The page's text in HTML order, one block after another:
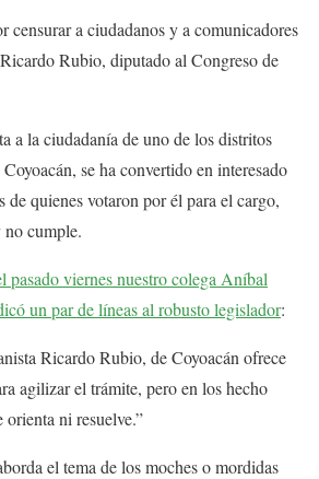
censurar a ciudadanos y a comunicadores
Rubio, diputado al Congreso de
a la ciudadanía de uno de los distritos
se ha convertido en interesado
de quienes votaron por él para el cargo,
cumple.
pasado viernes nuestro colega Aníbal
un par de líneas al robusto legislador:
Ricardo Rubio, de Coyoacán ofrece
agilizar el trámite, pero en los hecho
orienta ni resuelve.”
el tema de los moches o mordidas